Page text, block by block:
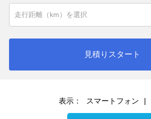
見積りスタート
表示： スマートフォン |